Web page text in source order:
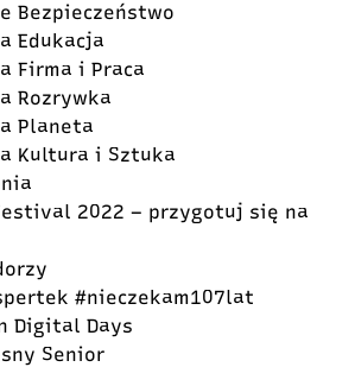
Bezpieczeństwo
Edukacja
Firma i Praca
Rozrywka
Planeta
Kultura i Sztuka
2022 – przygotuj się na
#nieczekam107lat
Digital Days
Senior